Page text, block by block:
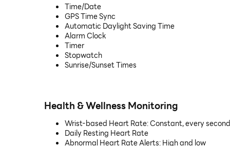
Time/Date
GPS Time Sync
Automatic Daylight Saving Time
Alarm Clock
Timer
Stopwatch
Sunrise/Sunset Times
Health & Wellness Monitoring
Wrist-based Heart Rate: Constant, every second
Daily Resting Heart Rate
Abnormal Heart Rate Alerts: High and low